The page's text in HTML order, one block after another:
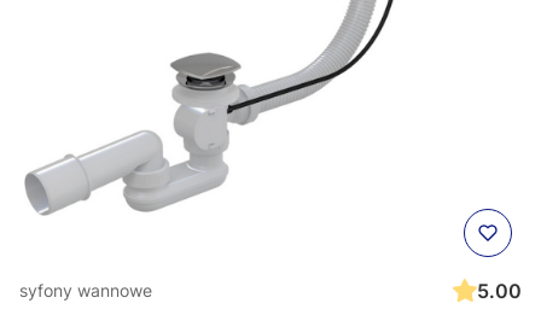
syfony wannowe
5.00